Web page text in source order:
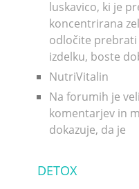
luskavico, ki je
koncentrirana
odločite
izdelku, boste
NutriVitalin
Na forumih je
komentarjev in
dokazuje, da je
DETOX